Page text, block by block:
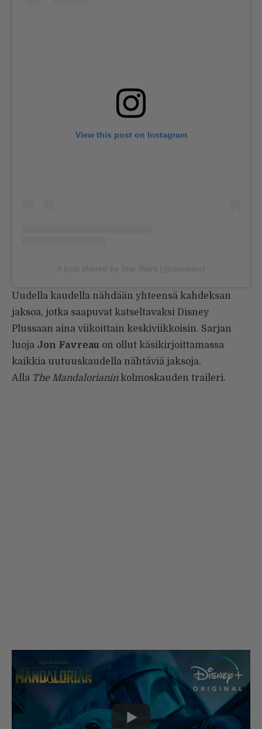
View this post on Instagram
A post shared by Star Wars (@starwars)
Uudella kaudella nähdään yhteensä kahdeksan
jaksoa, jotka saapuvat katseltavaksi Disney
Plussaan aina viikoittain keskiviikkoisin. Sarjan
luoja Jon Favreau on ollut käsikirjoittamassa
kaikkia uutuuskaudella nähtäviä jaksoja.
Alla The Mandalorianinkolmoskauden traileri.